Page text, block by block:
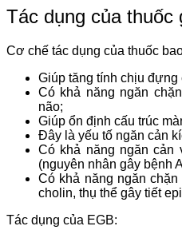
Tác dụng của thuốc
Cơ chế tác dụng của thuốc
Giúp tăng tính chịu đựng
Có khả năng ngăn
não;
Giúp ổn định cấu trúc
Đây là yếu tố ngăn cản
Có khả năng ngăn cản
(nguyên nhân gây bệnh
Có khả năng ngăn
cholin, thụ thể gây tiết
Tác dụng của EGB: